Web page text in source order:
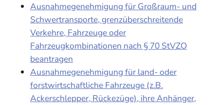
Ausnahmegenehmigung für Großraum- und
Schwertransporte, grenzüberschreitende
Verkehre, Fahrzeuge oder
Fahrzeugkombinationen nach § 70 StVZO
beantragen
Ausnahmegenehmigung für land- oder
forstwirtschaftliche Fahrzeuge (z.B.
Ackerschlepper, Rückezüge), ihre Anhänger,